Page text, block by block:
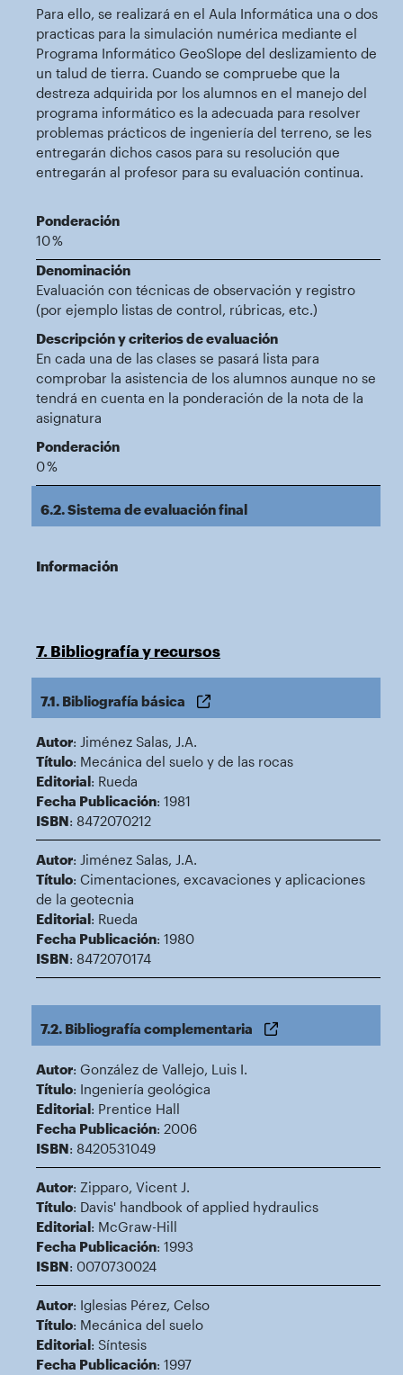
Para ello, se realizará en el Aula Informática una o dos
practicas para la simulación numérica mediante el
Programa Informático GeoSlope del deslizamiento de
un talud de tierra. Cuando se compruebe que la
destreza adquirida por los alumnos en el manejo del
programa informático es la adecuada para resolver
problemas prácticos de ingeniería del terreno, se les
entregarán dichos casos para su resolución que
entregarán al profesor para su evaluación continua.
Ponderación
10 %
Denominación
Evaluación con técnicas de observación y registro
(por ejemplo listas de control, rúbricas, etc.)
Descripción y criterios de evaluación
En cada una de las clases se pasará lista para
comprobar la asistencia de los alumnos aunque no se
tendrá en cuenta en la ponderación de la nota de la
asignatura
Ponderación
0 %
6.2. Sistema de evaluación final
Información
7. Bibliografía y recursos
7.1. Bibliografía básica
Autor: Jiménez Salas, J.A.
Título: Mecánica del suelo y de las rocas
Editorial: Rueda
Fecha Publicación: 1981
ISBN: 8472070212
Autor: Jiménez Salas, J.A.
Título: Cimentaciones, excavaciones y aplicaciones
de la geotecnia
Editorial: Rueda
Fecha Publicación: 1980
ISBN: 8472070174
7.2. Bibliografía complementaria
Autor: González de Vallejo, Luis I.
Título: Ingeniería geológica
Editorial: Prentice Hall
Fecha Publicación: 2006
ISBN: 8420531049
Autor: Zipparo, Vicent J.
Título: Davis' handbook of applied hydraulics
Editorial: McGraw-Hill
Fecha Publicación: 1993
ISBN: 0070730024
Autor: Iglesias Pérez, Celso
Título: Mecánica del suelo
Editorial: Síntesis
Fecha Publicación: 1997